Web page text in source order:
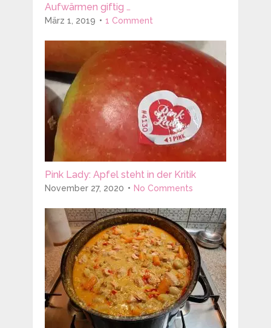
Aufwärmen giftig …
März 1, 2019 1 Comment
Pink Lady: Apfel steht in der Kritik
November 27, 2020 No Comments